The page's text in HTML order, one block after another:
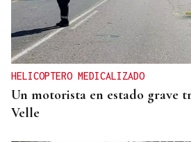
HELICOPTERO MEDICALIZADO
Un motorista en estado grave
Velle